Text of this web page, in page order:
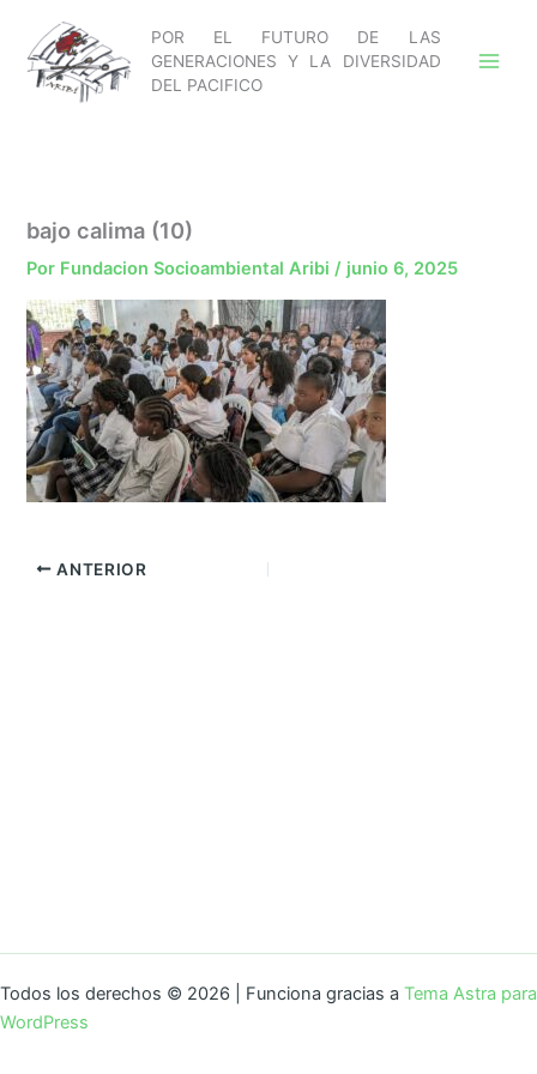
contenido
POR EL FUTURO DE LAS
GENERACIONES Y LA DIVERSIDAD
DEL PACIFICO
bajo calima (10)
Por Fundacion Socioambiental Aribi/ junio 6, 2025
ANTERIOR
Todos los derechos © 2026 | Funciona gracias a Tema Astra para
WordPress